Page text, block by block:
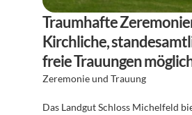
Traumhafte
Kirchliche,
freie Trauungen
Zeremonie und Trauung
Das Landgut Schloss Michelfeld